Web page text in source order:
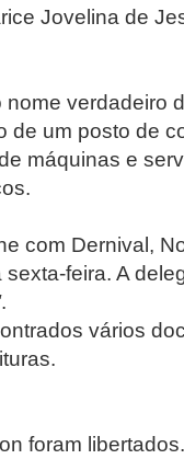
Jovelina de
nome verdadeiro
de um posto de
máquinas e
com Dernival,
feira. A
.
vários
foram